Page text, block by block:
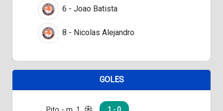
6 - Joao Batista
8 - Nicolas Alejandro
GOLES
1 - 0